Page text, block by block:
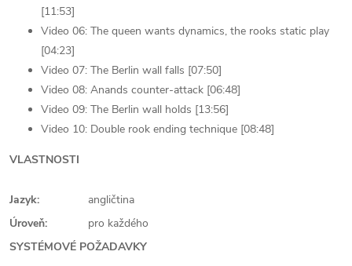
[11:53]
Video 06: The queen wants dynamics, the rooks static play
[04:23]
Video 07: The Berlin wall falls [07:50]
Video 08: Anands counter-attack [06:48]
Video 09: The Berlin wall holds [13:56]
Video 10: Double rook ending technique [08:48]
VLASTNOSTI
Jazyk:
angličtina
Úroveň:
pro každého
SYSTÉMOVÉ POŽADAVKY